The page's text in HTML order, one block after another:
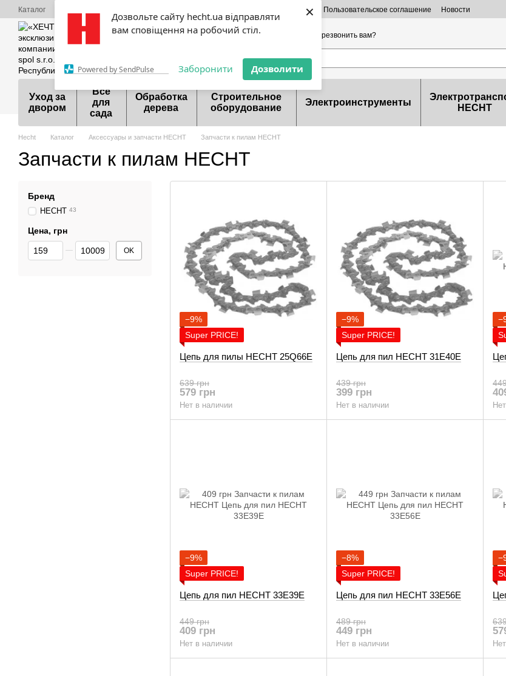
Дозвольте сайту hecht.ua відправляти
вам сповіщення на робочий стіл.
Powered by SendPulse Заборонити Дозволити
×
Перейти к основному контенту
Каталог Контактная информация Пользовательское соглашение
Новости
Акции Шоурум Договор публичной оферты
099 700-55-81 098 932-99-46 Перезвонить вам?
Уход за
двором
Все
для
сада
Обработка
дерева
Строительное
оборудование
Электроинструменты
HECHT
Hecht Каталог Аксессуары и запчасти HECHT Запчасти к пилам HECHT
Запчасти к пилам HECHT
−9%
Super PRICE!
Цепь для пилы HECHT 25Q66E
639 грн
579 грн
Нет в наличии
−9%
Super PRICE!
Цепь для пил HECHT 31E40E
439 грн
399 грн
Нет в наличии
−9%
Super PRICE!
Цепь для пил HECHT 33E39E
449 грн
409 грн
Нет в наличии
−8%
Super PRICE!
Цепь для пил HECHT 33E56E
489 грн
449 грн
Нет в наличии
Бренд
HECHT 43
Цена, грн
От Цена, грн
До Цена, грн OK